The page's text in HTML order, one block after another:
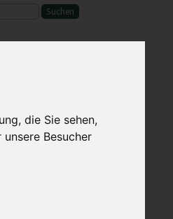
die Sie sehen,
Besucher